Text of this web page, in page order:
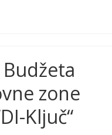
zone
Ključ“